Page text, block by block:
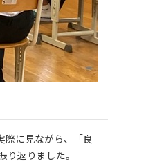
際に見ながら、「良
返りました。